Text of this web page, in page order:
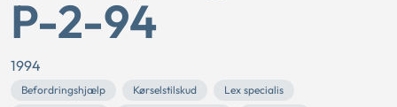
P-2-94
1994
Befordringshjælp Kørselstilskud
Lex specialis